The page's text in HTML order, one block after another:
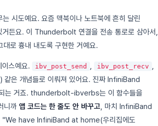
시도예요. 요즘 맥북이나 노트북에 흔히 달린
거든요. 이 Thunderbolt 연결을 전송 통로로 삼아서,
대로 흉내 내도록 구현한 거예요.
스예요. ibv_post_send , ibv_post_recv ,
은 개념들로 이뤄져 있어요. 진짜 InfiniBand
되는 거죠. thunderbolt-ibverbs는 이 함수들을
니까 앱 코드는 한 줄도 안 바꾸고, 마치 InfiniBand
"We have InfiniBand at home(우리집에도